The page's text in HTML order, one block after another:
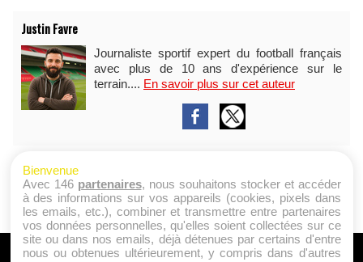
Justin Favre
Journaliste sportif expert du football français
avec plus de 10 ans d'expérience sur le
terrain.... En savoir plus sur cet auteur
Bienvenue
Avec 146 partenaires, nous souhaitons stocker et accéder
à des informations sur vos appareils (cookies, pixels dans
les emails, etc.), combiner et transmettre entre partenaires
vos données personnelles, qu'elles soient collectées sur ce
site ou dans nos emails, déjà détenues par certains d'entre
nous ou obtenues ultérieurement, y compris dans d'autres